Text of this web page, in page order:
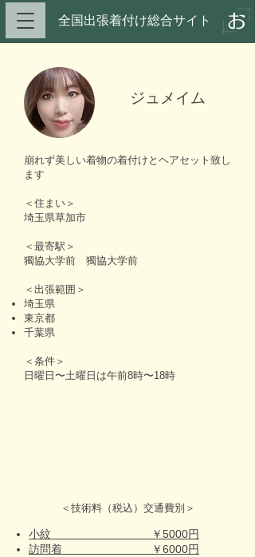
全国出張着付け総合サイト​
ジュメイム
崩れず美しい着物の着付けとヘアセット致し
ます
＜住まい＞
埼玉県草加市
＜最寄駅＞
獨協大学前 獨協大学前
＜出張範囲＞
埼玉県
東京都
千葉県
＜条件＞
日曜日〜土曜日は午前8時〜18時
＜技術料（税込）交通費別＞
小紋 ￥5000円
訪問着 ￥6000円